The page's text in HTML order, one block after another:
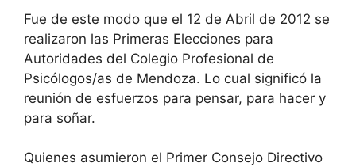
Fue de este modo que el 12 de Abril de 2012 se
realizaron las Primeras Elecciones para
Autoridades del Colegio Profesional de
Psicólogos/as de Mendoza. Lo cual significó la
reunión de esfuerzos para pensar, para hacer y
para soñar.
Quienes asumieron el Primer Consejo Directivo